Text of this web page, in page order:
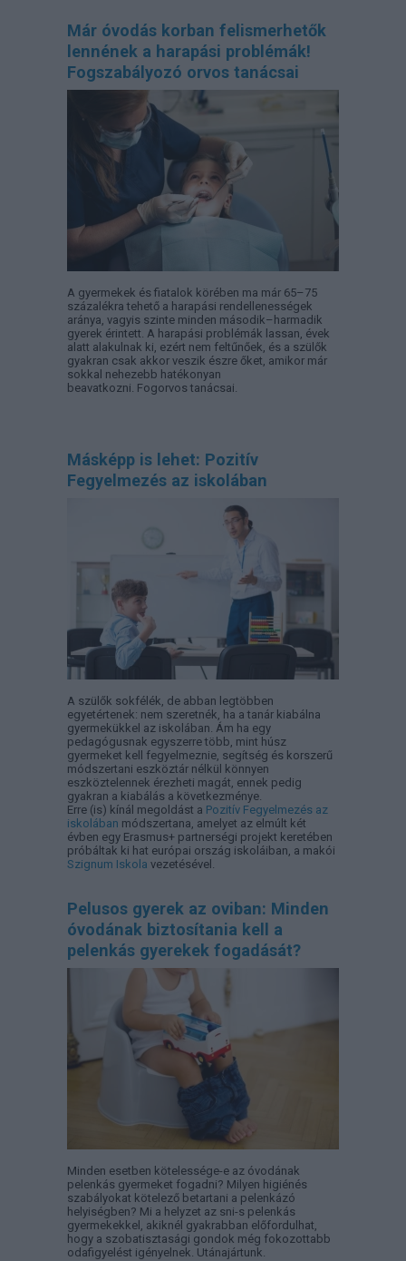
Már óvodás korban felismerhetők
lennének a harapási problémák!
Fogszabályozó orvos tanácsai
A gyermekek és fiatalok körében ma már 65–75
százalékra tehető a harapási rendellenességek
aránya, vagyis szinte minden második–harmadik
gyerek érintett. A harapási problémák lassan, évek
alatt alakulnak ki, ezért nem feltűnőek, és a szülők
gyakran csak akkor veszik észre őket, amikor már
sokkal nehezebb hatékonyan
beavatkozni. Fogorvos tanácsai.
Másképp is lehet: Pozitív
Fegyelmezés az iskolában
A szülők sokfélék, de abban legtöbben
egyetértenek: nem szeretnék, ha a tanár kiabálna
gyermekükkel az iskolában. Ám ha egy
pedagógusnak egyszerre több, mint húsz
gyermeket kell fegyelmeznie, segítség és korszerű
módszertani eszköztár nélkül könnyen
eszköztelennek érezheti magát, ennek pedig
gyakran a kiabálás a következménye.
Erre (is) kínál megoldást a Pozitív Fegyelmezés az
iskolában módszertana, amelyet az elmúlt két
évben egy Erasmus+ partnerségi projekt keretében
próbáltak ki hat európai ország iskoláiban, a makói
Szignum Iskola vezetésével.
Pelusos gyerek az oviban: Minden
óvodának biztosítania kell a
pelenkás gyerekek fogadását?
Minden esetben kötelessége-e az óvodának
pelenkás gyermeket fogadni? Milyen higiénés
szabályokat kötelező betartani a pelenkázó
helyiségben? Mi a helyzet az sni-s pelenkás
gyermekekkel, akiknél gyakrabban előfordulhat,
hogy a szobatisztasági gondok még fokozottabb
odafigyelést igényelnek. Utánajártunk.